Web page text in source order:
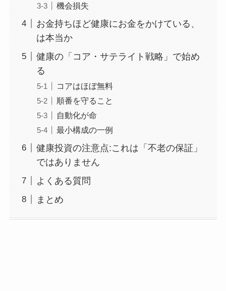
機会損失
お金持ちほど健康にお金をかけている、
は本当か
健康の「コア・サテライト戦略」で始め
る
コアはほぼ無料
順番を守ること
自動化が命
最小構成の一例
健康投資の注意点:これは「不老の保証」
ではありません
よくある質問
まとめ